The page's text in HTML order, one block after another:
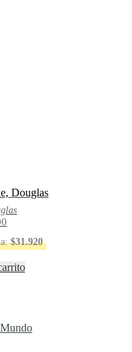
Douglas
$31.920